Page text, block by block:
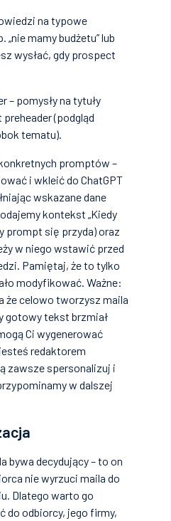
na typowe
mamy budżetu” lub
wysłać, gdy prospect
– pomysły na tytuły
(podgląd
tematu).
promptów –
i wkleić do ChatGPT
wskazane dane
kontekst „Kiedy
prompt się przyda) oraz
w niego wstawić przed
Pamiętaj, że to tylko
modyfikować. Ważne:
że celowo tworzysz maila
gotowy tekst brzmiał
Ci wygenerować
redaktorem
zawsze spersonalizuj i
w dalszej
bywa decydujący – to on
nie wyrzuci maila do
Dlatego warto go
do odbiorcy, jego firmy,